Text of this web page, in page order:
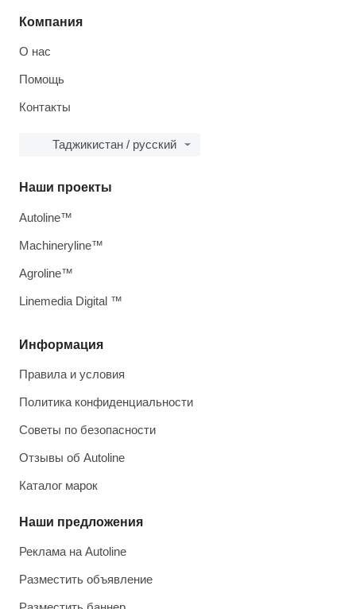
Компания
О нас
Помощь
Контакты
Таджикистан / русский
Информация
Правила и условия
Политика конфиденциальности
Советы по безопасности
Отзывы об Autoline
Каталог марок
Наши предложения
Реклама на Autoline
Разместить объявление
Наши проекты
Autoline™
Machineryline™
Agroline™
Linemedia Digital ™